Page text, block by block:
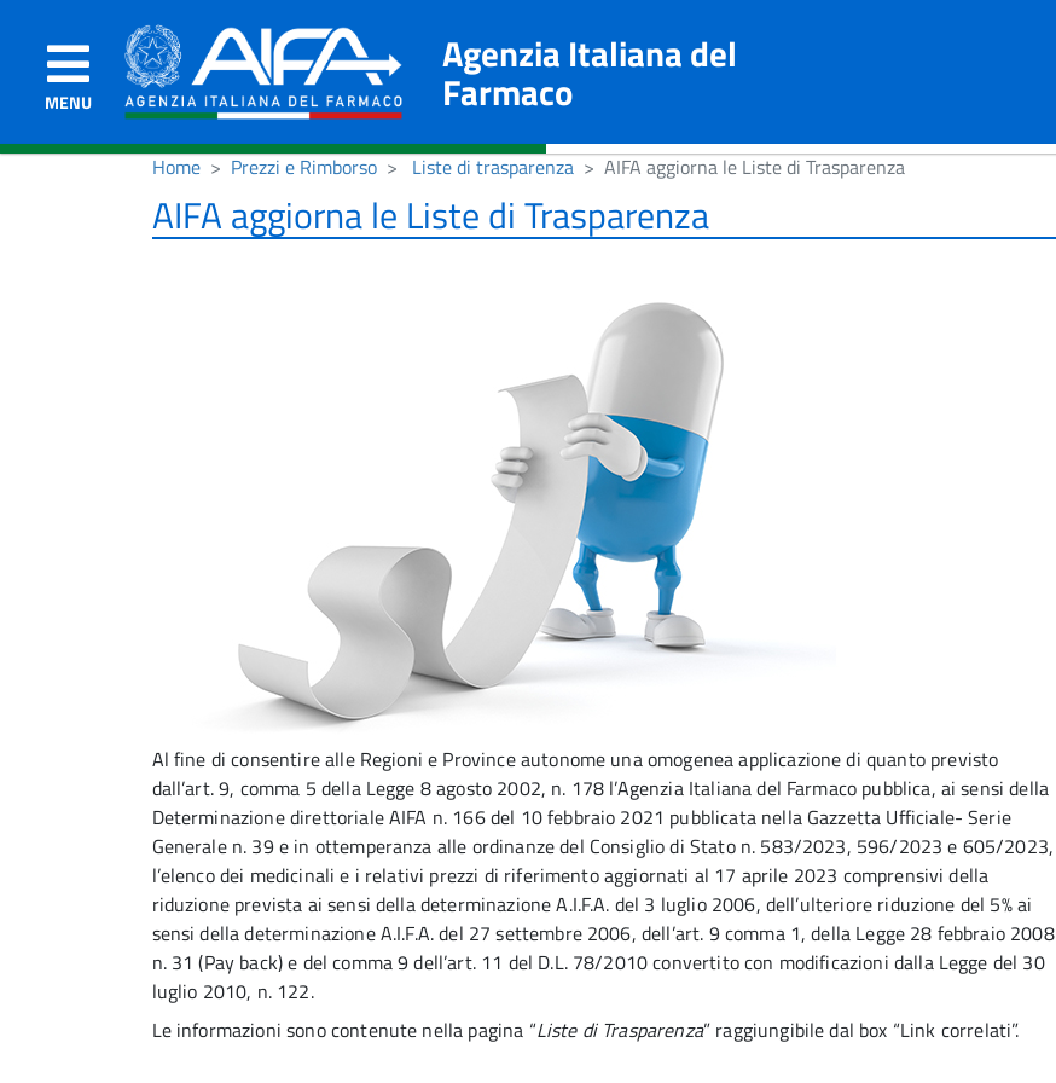
MENU
Agenzia Italiana del
Farmaco
Home Prezzi e Rimborso Liste di trasparenza AIFA aggiorna le Liste di Trasparenza
AIFA aggiorna le Liste di Trasparenza
Al fine di consentire alle Regioni e Province autonome una omogenea applicazione di quanto previsto
dall’art. 9, comma 5 della Legge 8 agosto 2002, n. 178 l’Agenzia Italiana del Farmaco pubblica, ai sensi della
Determinazione direttoriale AIFA n. 166 del 10 febbraio 2021 pubblicata nella Gazzetta Ufficiale- Serie
Generale n. 39 e in ottemperanza alle ordinanze del Consiglio di Stato n. 583/2023, 596/2023 e 605/2023,
l’elenco dei medicinali e i relativi prezzi di riferimento aggiornati al 17 aprile 2023 comprensivi della
riduzione prevista ai sensi della determinazione A.I.F.A. del 3 luglio 2006, dell’ulteriore riduzione del 5% ai
sensi della determinazione A.I.F.A. del 27 settembre 2006, dell’art. 9 comma 1, della Legge 28 febbraio 2008
n. 31 (Pay back) e del comma 9 dell’art. 11 del D.L. 78/2010 convertito con modificazioni dalla Legge del 30
luglio 2010, n. 122.
Le informazioni sono contenute nella pagina “Liste di Trasparenza” raggiungibile dal box “Link correlati”.